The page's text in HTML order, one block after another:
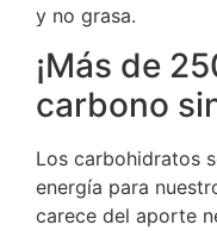
y no grasa.
¡Más de
carbono
Los carbohidratos
energía para
carece del aporte